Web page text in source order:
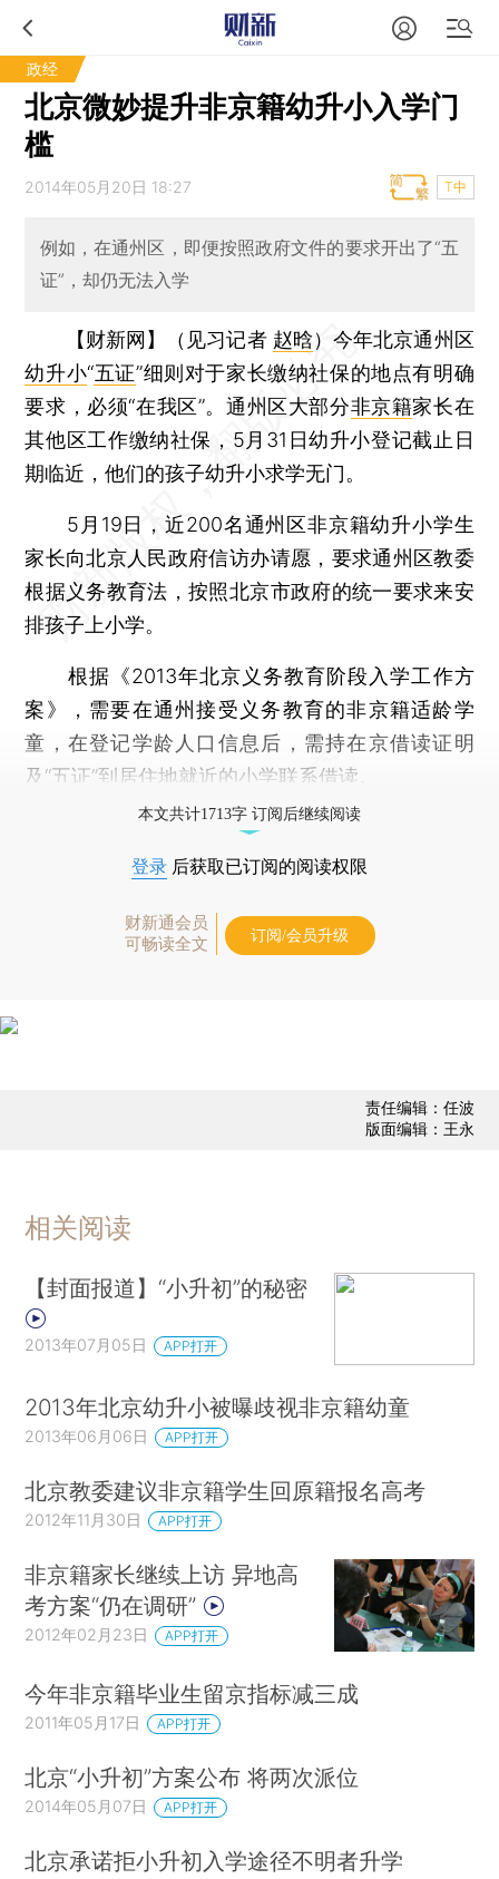
政经
北京微妙提升非京籍幼升小入学门
槛
2014年05月20日 18:27 T中
例如，在通州区，即便按照政府文件的要求开出了“五
证”，却仍无法入学
【财新网】（见习记者 赵晗）今年北京通州区
幼升小“五证”细则对于家长缴纳社保的地点有明确
要求，必须“在我区”。通州区大部分非京籍家长在
其他区工作缴纳社保，5月31日幼升小登记截止日
期临近，他们的孩子幼升小求学无门。
5月19日，近200名通州区非京籍幼升小学生
家长向北京人民政府信访办请愿，要求通州区教委
根据义务教育法，按照北京市政府的统一要求来安
排孩子上小学。
根据《2013年北京义务教育阶段入学工作方
案》，需要在通州接受义务教育的非京籍适龄学
童，在登记学龄人口信息后，需持在京借读证明
及“五证”到居住地就近的小学联系借读。
本文共计1713字 订阅后继续阅读
登录 后获取已订阅的阅读权限
财新通会员
可畅读全文
订阅/会员升级
责任编辑：任波
版面编辑：王永
相关阅读
【封面报道】“小升初”的秘密
2013年07月05日 APP打开
2013年北京幼升小被曝歧视非京籍幼童
2013年06月06日 APP打开
北京教委建议非京籍学生回原籍报名高考
2012年11月30日 APP打开
非京籍家长继续上访 异地高
考方案“仍在调研”
2012年02月23日 APP打开
今年非京籍毕业生留京指标减三成
2011年05月17日 APP打开
北京“小升初”方案公布 将两次派位
2014年05月07日 APP打开
北京承诺拒小升初入学途径不明者升学